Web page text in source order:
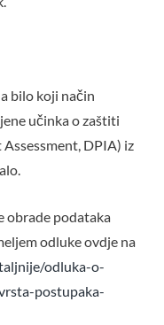
bilo koji način
učinka o zaštiti
DPIA) iz
obrade podataka
odluke ovdje na
odluka-o-
postupaka-